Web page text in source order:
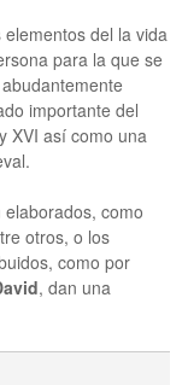
del la vida
para la que se
importante del
XVI así como una
como
otros, o los
como por
, dan una